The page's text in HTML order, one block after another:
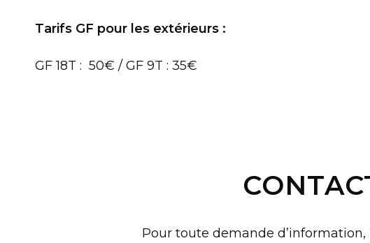
Tarifs GF pour les extérieurs :
GF 18T : 50€ / GF 9T : 35€
Pour toute demande d’information,